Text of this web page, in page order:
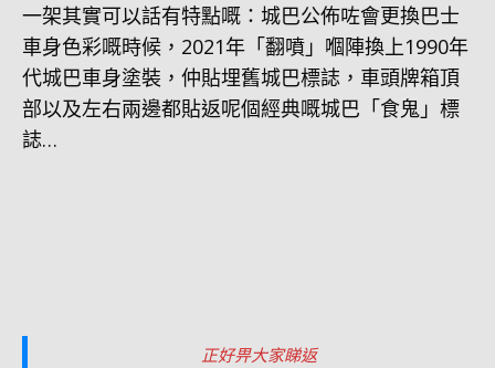
一架其實可以話有特點嘅：城巴公佈咗會更換巴士
車身色彩嘅時候，2021年「翻噴」嗰陣換上1990年
代城巴車身塗裝，仲貼埋舊城巴標誌，車頭牌箱頂
部以及左右兩邊都貼返呢個經典嘅城巴「食鬼」標
誌…
正好畀大家睇返